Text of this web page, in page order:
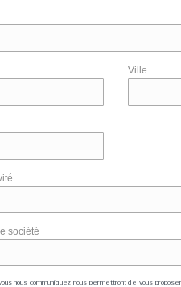
Ville
société
nous communiquez nous permettront de vous